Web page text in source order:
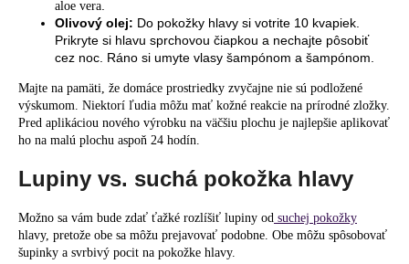
aloe vera
Olivový olej: Do pokožky hlavy si votrite 10 kvapiek.
Prikryte si hlavu sprchovou čiapkou a nechajte pôsobiť
cez noc. Ráno si umyte vlasy šampónom a šampónom.
Majte na pamäti, že domáce prostriedky zvyčajne nie sú podložené
výskumom. Niektorí ľudia môžu mať kožné reakcie na prírodné zložky.
Pred aplikáciou nového výrobku na väčšiu plochu je najlepšie aplikovať
ho na malú plochu aspoň 24 hodín.
Lupiny vs. suchá pokožka hlavy
Možno sa vám bude zdať ťažké rozlíšiť lupiny od suchej pokožky
hlavy, pretože obe sa môžu prejavovať podobne. Obe môžu spôsobovať
šupinky a svrbivý pocit na pokožke hlavy.